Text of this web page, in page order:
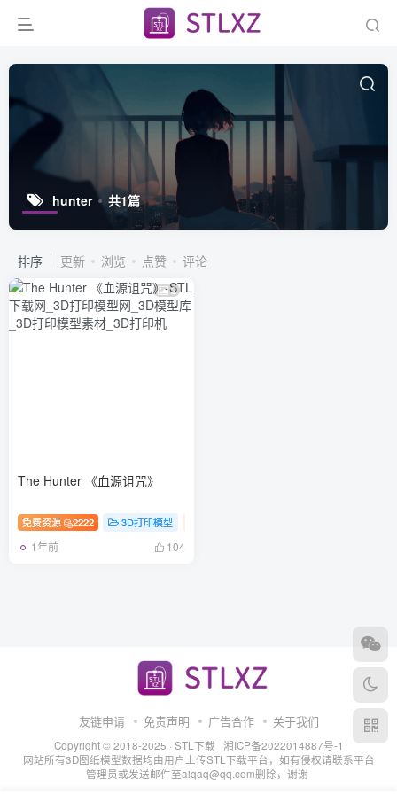
hunter 共1篇
排序 更新 浏览 点赞 评论
2
The Hunter 《血源诅咒》
免费资源 2222 3D打印模型
1年前 104
友链申请 免责声明 广告合作 关于我们
Copyright © 2018-2025 · STL下载
湘ICP备2022014887号-1
网站所有3D图纸模型数据均由用户上传STL下载平台，如有侵权请联系平台
管理员或发送邮件至aiqaq@qq.com删除，谢谢